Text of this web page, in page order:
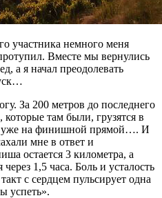
участника немного меня
Вместе мы вернулись
а я начал преодолевать
За 200 метров до последнего
там были, грузятся в
уже на финишной прямой…. И
мне в ответ и
остается 3 километра, а
1,5 часа. Боль и усталость
с сердцем пульсирует одна
успеть».